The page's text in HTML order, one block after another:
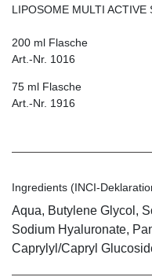
LIPOSOME MULTI ACTIVE
200 ml Flasche
Art.-Nr. 1016
75 ml Flasche
Art.-Nr. 1916
Ingredients (INCI-
Aqua, Butylene Glycol,
Sodium Hyaluronate,
Caprylyl/Capryl